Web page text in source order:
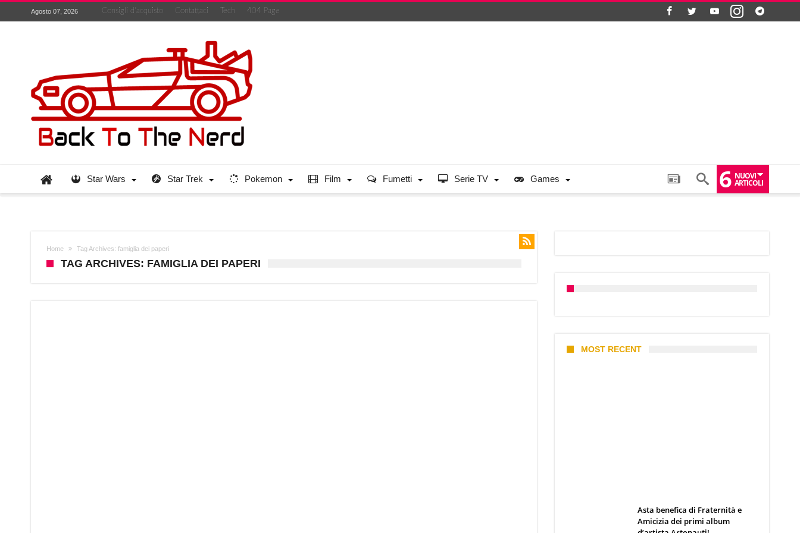
Agosto 07, 2026 Consigli d’acquisto Contattaci Tech 404 Page
Star Wars Star Trek Pokemon Film Fumetti Serie TV Games 6 NUOVI
ARTICOLI
Home Tag Archives: famiglia dei paperi
TAG ARCHIVES: FAMIGLIA DEI PAPERI
MOST RECENT
Asta benefica di Fraternità e
Amicizia dei primi album